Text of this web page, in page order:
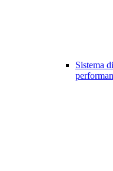
Sistema